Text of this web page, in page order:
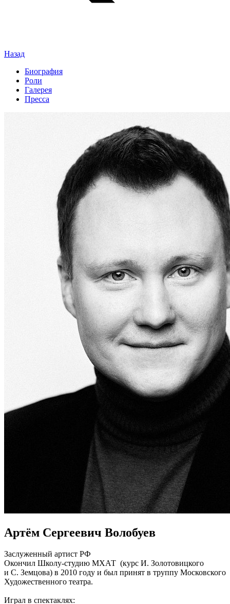
Назад
Биография
Роли
Галерея
Пресса
Артём Сергеевич Волобуев
Заслуженный артист РФ
Окончил Школу-студию МХАТ (курс И. Золотовицкого
и С. Земцова) в 2010 году и был принят в труппу Московского
Художественного театра.
Играл в спектаклях: